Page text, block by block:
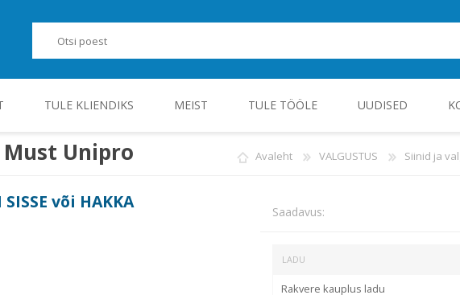
TULE KLIENDIKS MEIST TULE TÖÖLE UUDISED
Avaleht VALGUSTUS Siinid ja
Unipro
või HAKKA
Saadavus:
LADU
Rakvere kauplus ladu